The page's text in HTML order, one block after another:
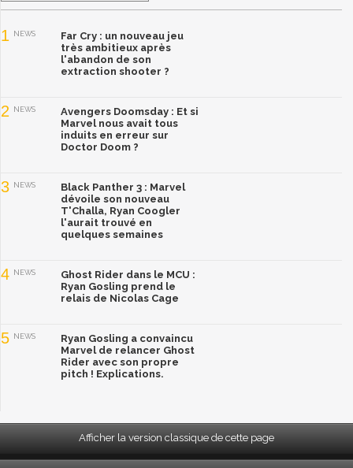
1 NEWS
Far Cry : un nouveau jeu
très ambitieux après
l'abandon de son
extraction shooter ?
2 NEWS
Avengers Doomsday : Et si
Marvel nous avait tous
induits en erreur sur
Doctor Doom ?
3 NEWS
Black Panther 3 : Marvel
dévoile son nouveau
T'Challa, Ryan Coogler
l'aurait trouvé en
quelques semaines
4 NEWS
Ghost Rider dans le MCU :
Ryan Gosling prend le
relais de Nicolas Cage
5 NEWS
Ryan Gosling a convaincu
Marvel de relancer Ghost
Rider avec son propre
pitch ! Explications.
Afficher la version classique de cette page